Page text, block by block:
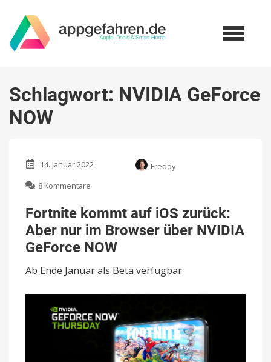
Schlagwort: NVIDIA GeForce
NOW
14. Januar 2022
Freddy
8 Kommentare
kommt
auf
iOS
zurück:
Aber
nur
im
NVIDIA
GeForce
Fortnite kommt auf iOS zurück:
Aber nur im Browser über NVIDIA
GeForce NOW
Ab Ende Januar als Beta verfügbar